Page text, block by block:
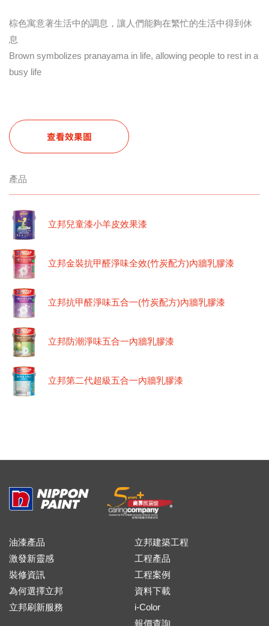
棕色寓意著生活中的調息，讓人們能夠在繁忙的生活中得到休
息
Brown symbolizes pranayama in life, allowing people to rest in a
busy life
查看效果圖
產品
立邦兒童漆小羊皮效果漆
立邦金裝抗甲醛淨味全效(竹炭配方)內牆乳膠漆
立邦抗甲醛淨味五合一(竹炭配方)內牆乳膠漆
立邦防潮淨味五合一內牆乳膠漆
立邦第二代超級五合一內牆乳膠漆
油漆產品
激發新靈感
裝修資訊
為何選擇立邦
立邦刷新服務
立邦建築工程
工程產品
工程案例
資料下載
i-Color
報價查詢